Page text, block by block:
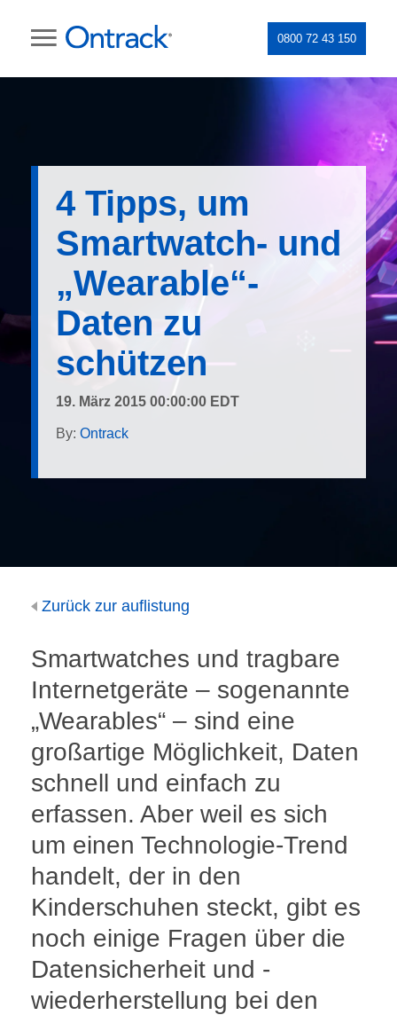
0800 72 43 150
4 Tipps, um
Smartwatch- und
„Wearable“-
Daten zu
schützen
19. März 2015 00:00:00 EDT
By: Ontrack
Zurück zur auflistung
Smartwatches und tragbare
Internetgeräte – sogenannte
„Wearables“ – sind eine
großartige Möglichkeit, Daten
schnell und einfach zu
erfassen. Aber weil es sich
um einen Technologie-Trend
handelt, der in den
Kinderschuhen steckt, gibt es
noch einige Fragen über die
Datensicherheit und -
wiederherstellung bei den